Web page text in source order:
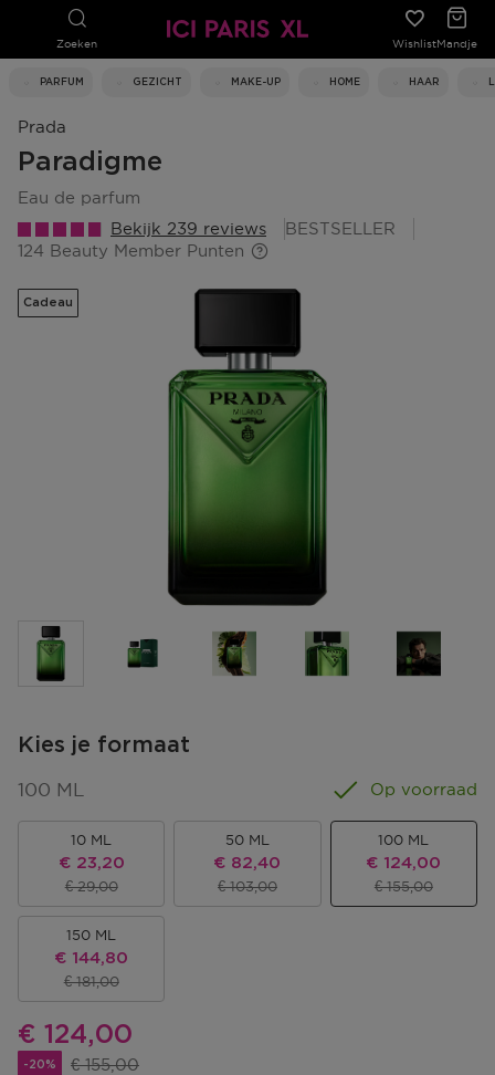
Zoeken WishlistMandje
PARFUM GEZICHT MAKE-UP HOME HAAR
Prada
Paradigme
eau de parfum
Bekijk 239 reviews
BESTSELLER
124 Beauty Member Punten
Cadeau
Kies je formaat
100 ML Op voorraad
10 ML
Kortingsprijs
€ 23,20
Productprijs
€ 29,00
50 ML
Kortingsprijs
€ 82,40
Productprijs
€ 103,00
100 ML
Kortingsprijs
€ 124,00
Productprijs
€ 155,00
150 ML
Kortingsprijs
€ 144,80
Productprijs
€ 181,00
Kortingsprijs
€ 124,00
-20% Productprijs
€ 155,00